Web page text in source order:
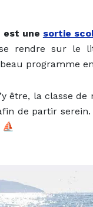
est une sortie
rendre sur le
programme
être, la classe
de partir serein.
⛵